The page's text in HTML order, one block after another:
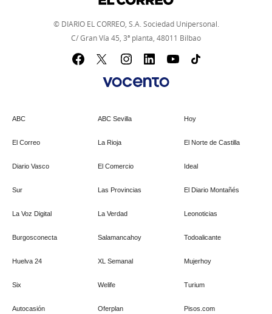
© DIARIO EL CORREO, S.A. Sociedad Unipersonal.
C/ Gran Vía 45, 3ª planta, 48011 Bilbao
ABC ABC Sevilla Hoy
El Correo La Rioja El Norte de Castilla
Diario Vasco El Comercio Ideal
Sur Las Provincias El Diario Montañés
La Voz Digital La Verdad Leonoticias
Burgosconecta Salamancahoy Todoalicante
Huelva 24 XL Semanal Mujerhoy
Six Welife Turium
Autocasión Oferplan Pisos.com